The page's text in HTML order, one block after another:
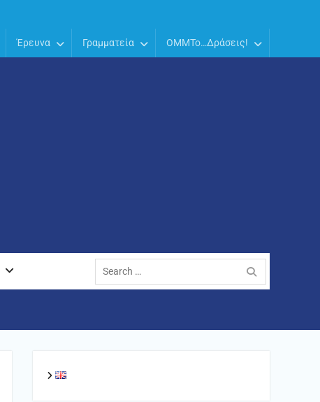
Έρευνα Γραμματεία OMMTo…Δράσεις!
Search
for: